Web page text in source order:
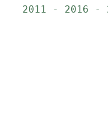
2011 - 2016 -